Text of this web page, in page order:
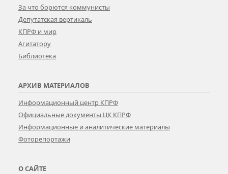
За что борются коммунисты
Депутатская вертикаль
КПРФ и мир
Агитатору
Библиотека
АРХИВ МАТЕРИАЛОВ
Информационный центр КПРФ
Официальные документы ЦК КПРФ
Информационные и аналитические материалы
Фоторепортажи
О САЙТЕ